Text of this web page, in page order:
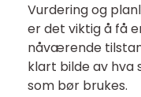
Vurdering og
er det viktig å få
nåværende
klart bilde av hva
som bør brukes.